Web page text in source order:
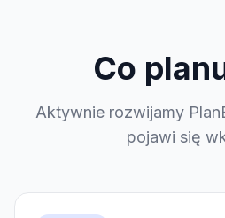
Co
Aktywnie rozwijamy
pojawi się